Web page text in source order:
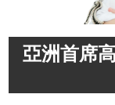
亞洲首席